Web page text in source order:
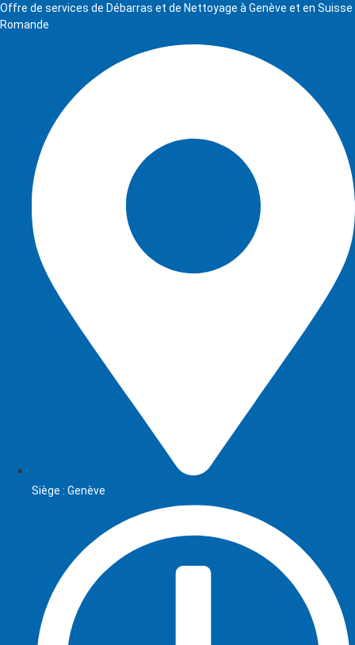
Offre de services de Débarras et de Nettoyage à Genève et en Suisse
Romande
Siège : Genève